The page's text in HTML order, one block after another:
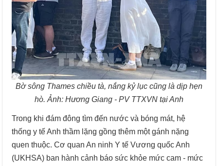
Bờ sông Thames chiều tà, nắng kỷ lục cũng là dịp hẹn
hò. Ảnh: Hương Giang - PV TTXVN tại Anh
Trong khi đám đông tìm đến nước và bóng mát, hệ
thống y tế Anh thầm lặng gồng thêm một gánh nặng
quen thuộc. Cơ quan An ninh Y tế Vương quốc Anh
(UKHSA) ban hành cảnh báo sức khỏe mức cam - mức